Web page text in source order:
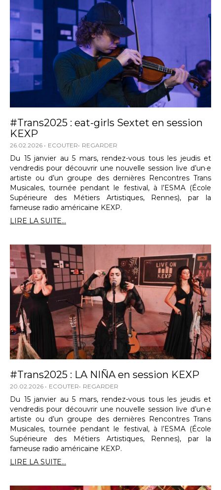
#Trans2025 : eat-girls Sextet en session
KEXP
26.02.2026 ECOUTER REGARDER
Du 15 janvier au 5 mars, rendez-vous tous les jeudis et
vendredis pour découvrir une nouvelle session live d’un·e
artiste ou d’un groupe des dernières Rencontres Trans
Musicales, tournée pendant le festival, à l’ESMA (École
Supérieure des Métiers Artistiques, Rennes), par la
fameuse radio américaine KEXP.
LIRE LA SUITE...
#Trans2025 : LA NIÑA en session KEXP
20.02.2026 ECOUTER REGARDER
Du 15 janvier au 5 mars, rendez-vous tous les jeudis et
vendredis pour découvrir une nouvelle session live d’un·e
artiste ou d’un groupe des dernières Rencontres Trans
Musicales, tournée pendant le festival, à l’ESMA (École
Supérieure des Métiers Artistiques, Rennes), par la
fameuse radio américaine KEXP.
LIRE LA SUITE...